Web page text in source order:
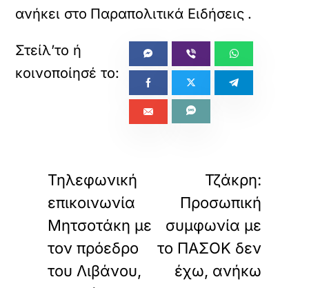
ανήκει στο Παραπολιτικά Ειδήσεις .
Τηλεφωνική
επικοινωνία
Μητσοτάκη με
τον πρόεδρο
του Λιβάνου,
Τζάκρη:
Προσωπική
συμφωνία με
το ΠΑΣΟΚ δεν
έχω, ανήκω